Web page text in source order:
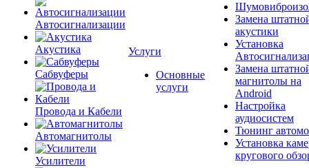
Автосигнализации
Акустика
Сабвуферы
Провода и Кабели
Автомагнитолы
Усилители
Услуги
Основные
услуги
Замена
акустики
Установка
Замена
магнитолы на
Android
Настройка
аудиосистем
Тюнинг
Установка
кругового